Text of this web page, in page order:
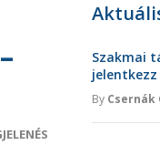
Szakmai
By Csernák